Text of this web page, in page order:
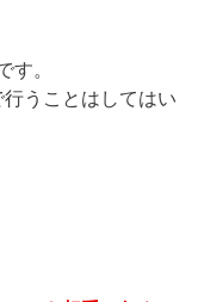
。
うことはしてはい